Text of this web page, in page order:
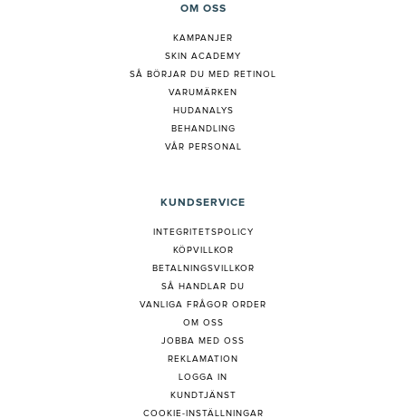
OM OSS
KAMPANJER
SKIN ACADEMY
SÅ BÖRJAR DU MED RETINOL
VARUMÄRKEN
HUDANALYS
BEHANDLING
VÅR PERSONAL
KUNDSERVICE
INTEGRITETSPOLICY
KÖPVILLKOR
BETALNINGSVILLKOR
SÅ HANDLAR DU
VANLIGA FRÅGOR ORDER
OM OSS
JOBBA MED OSS
REKLAMATION
LOGGA IN
KUNDTJÄNST
COOKIE-INSTÄLLNINGAR